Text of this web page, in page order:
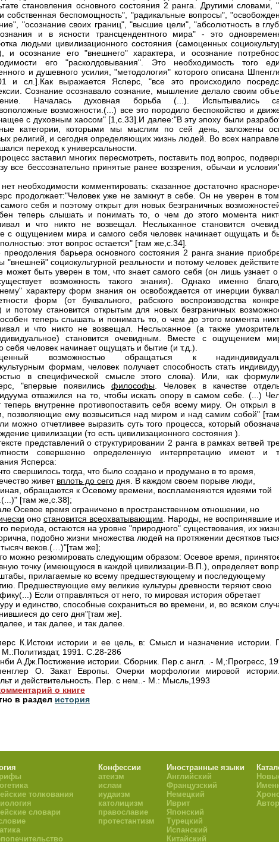
становления основного состояния 2 ранга. Другими словами,
собственная беспомощность", "радикальные вопросы",
"осознание своих границ", "высшие цели", "абсолютность в
и в ясности трансцендентного мира" - это
людьми цивилизационного состояния (самоценных
и осознание его "внешнего" характера, и осознание
его "расколдовывания". Это необходимость того
и душевного усилия, "методология" которого описана
и сл.].Как выражается Ясперс, "все это происходило
Сознание осознавало сознание, мышление делало своим
Началась духовная борьба (...). Испытывались
возможности.(...) все это породило беспокойство и
с духовным хаосом" [1,с.33].И далее:"В эту эпоху были
категории, которыми мы мыслим по сей день, заложены
религий, и сегодня определяющих жизнь людей. Во всех
переход к универсальности.
заставил многих пересмотреть, поставить под вопрос,
все бессознательно принятые ранее воззрения, обычаи и
необходимости комментировать: сказанное достаточно
продолжает:"Человек уже не замкнут в себе. Он не уверен в
себя и поэтому открыт для новых безграничных
теперь слышать и понимать то, о чем до этого момента
и что никто не возвещал. Неслыханное становится
с ощущением мира и самого себя человек начинает ощущать и
этот вопрос остается" [там же,с.34]
преодоления барьера основного состояния 2 ранга знание
социокультурной реальности и потому человек
может быть уверен в том, что знает самого себя (он лишь узнает о
возможность такого знания). Однако именно
характеру форм знания он освобождается от инерции
форм (от буквального, рабского воспроизводства
потому становится открытым для новых безграничных
теперь слышать и понимать то, о чем до этого момента
и что никто не возвещал. Неслыханное (а также
становится очевидным. Вместе с ощущением
себя человек начинает ощущать и бытие (и т.д.).
возможностью обращаться к
формам, человек получает способность стать
в специфической смысле этого слова). Или, как
"впервые появились философы . Человек в качестве
отважился на то, чтобы искать опору в самом себе. (...)
теперь внутренне противопоставить себя всему миру. Он открыл в
позволяющие ему возвыситься над миром и над самим собой"
можно отчетливее выразить суть того процесса, который
цивилизации (то есть цивилизационного состояния ).
представлений о структурировании 2 ранга в рамках ветвей
совершенно определенную интерпретацию имеют и
Ясперса:
свершилось тогда, что было создано и продумано в то время,
живет вплоть до сего дня. В каждом своем порыве люди,
обращаются к Осевому времени, воспламеняются идеями той
[там же,с.38];
Осевое время ограничено в пространственном отношении, но
оно становится всеохватывающим . Народы, не воспринявшие
периода, остаются на уровне "природного" существования, их
подобно жизни множества людей на протяжении десятков
тысяч веков.(…)"[там же];
можно резюмировать следующим образом: Осевое время,
точку (имеющуюся в каждой цивилизации-В.П.), определяет
прилагаемые ко всему предшествующему и последующему
Предшествующие ему великие культуры древности теряют свою
Если отправляться от него, то мировая история обретает
и единство, способные сохраниться во времени, и, во всяком
до сего дня"[там же].
и так далее, и так далее.
К.Истоки истории и ее цель, в: Смысл и назначение истории.
1991. С.28-286
А.Дж.Постижение истории. Сборник. Пер.с англ. .- М,:Прогресс,
О. Закат Европы. Очерки морфологии мировой
и действительность. Пер. с нем..- М.: Мысль,1993
о книге
в раздел история
толкования
словари
Конфессии
атеизм
ислам
иудаизм
католицизм
православие
протестантизм
Иностранные языки
Английский
Французский
Немецкий
Иврит
Японский
Турецкий
Испанский
Китайский